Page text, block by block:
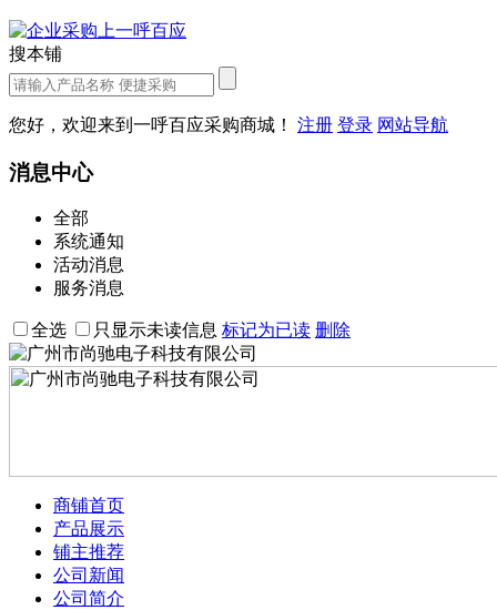
搜本铺
您好，欢迎来到一呼百应采购商城！ 注册 登录 网站导航
消息中心
全部
系统通知
活动消息
服务消息
全选 只显示未读信息 标记为已读 删除
商铺首页
产品展示
铺主推荐
公司新闻
公司简介